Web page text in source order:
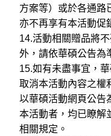
方案等）或於各通路
亦不再享有本活動促
14.活動相關贈品將
外，請依華碩公告為
15.如有未盡事宜，
取消本活動內容之權
以華碩活動網頁公告
本活動者，均已瞭解
相關規定。